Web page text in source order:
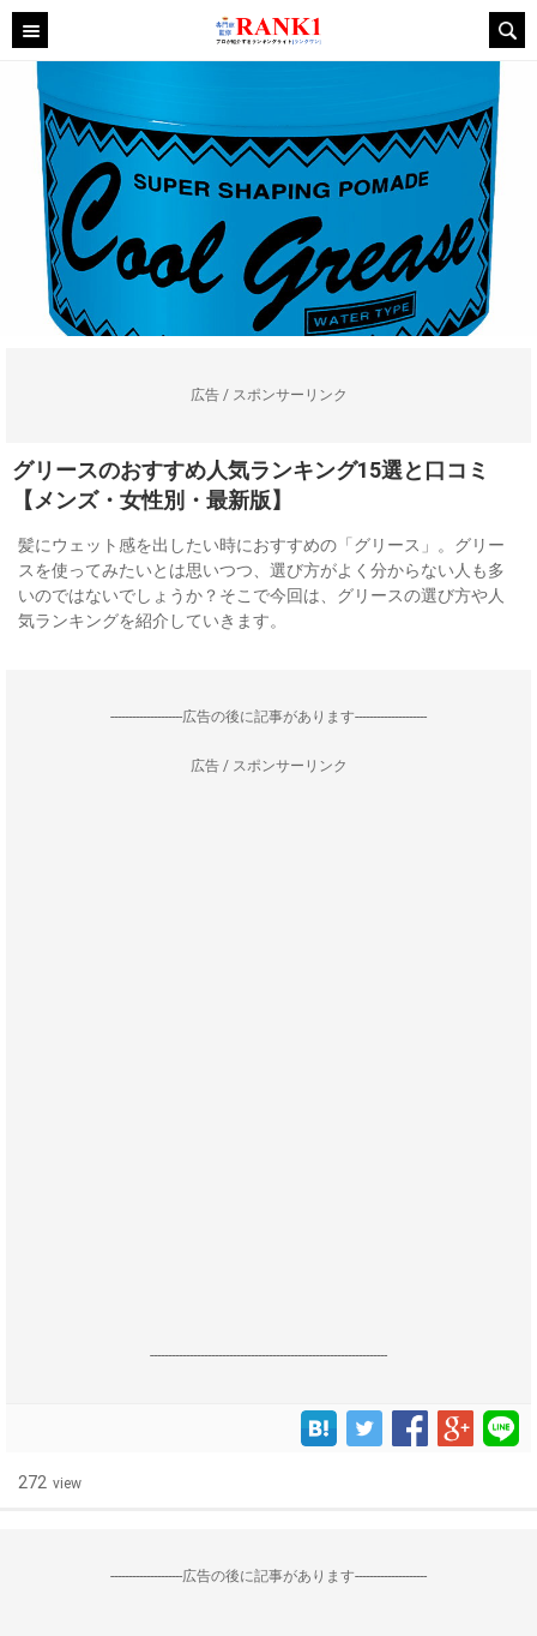
広告 / スポンサーリンク
グリースのおすすめ人気ランキング15選と口コミ
【メンズ・女性別・最新版】
髪にウェット感を出したい時におすすめの「グリース」。グリー
スを使ってみたいとは思いつつ、選び方がよく分からない人も多
いのではないでしょうか？そこで今回は、グリースの選び方や人
気ランキングを紹介していきます。
--------------------広告の後に記事があります--------------------
広告 / スポンサーリンク
------------------------------------------------------------------
272 view
--------------------広告の後に記事があります--------------------